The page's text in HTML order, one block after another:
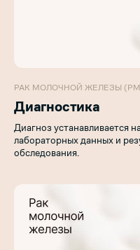
РАК МОЛОЧНОЙ ЖЕЛЕЗЫ
Диагностика
Диагноз устанавливается
лабораторных данных и
обследования.